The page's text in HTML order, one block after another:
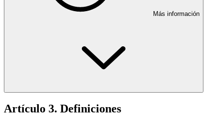
Más información
Artículo 3. Definiciones